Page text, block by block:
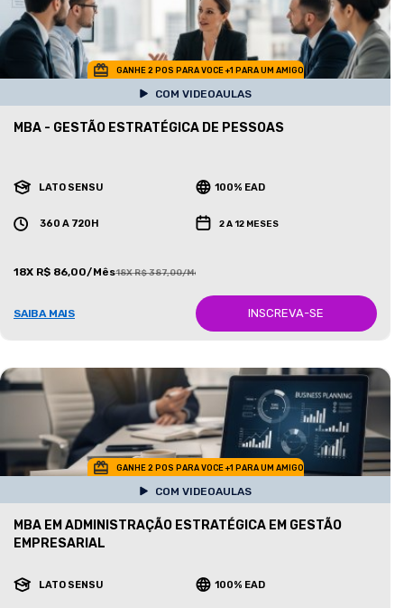
GANHE 2 POS PARA VOCE +1 PARA UM AMIGO
COM VIDEOAULAS
MBA - GESTÃO ESTRATÉGICA DE PESSOAS
LATO SENSU 100% EAD
360 A 720H 2 A 12 MESES
18X R$ 86,00/Mês18X R$ 387,00/Mês
SAIBA MAIS INSCREVA-SE
GANHE 2 POS PARA VOCE +1 PARA UM AMIGO
COM VIDEOAULAS
MBA EM ADMINISTRAÇÃO ESTRATÉGICA EM GESTÃO
EMPRESARIAL
LATO SENSU 100% EAD